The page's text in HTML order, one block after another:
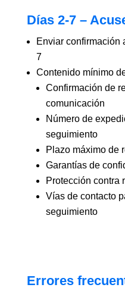
Días 2-7 –
Enviar confirmación
7
Contenido mínimo
Confirmación de
comunicación
Número de
seguimiento
Plazo máximo de
Garantías de
Protección contra
Vías de contacto
seguimiento
Errores